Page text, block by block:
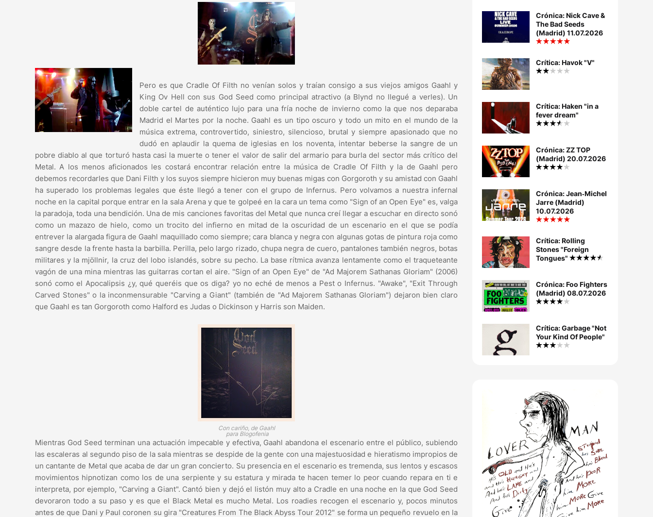
Pero es que Cradle Of Filth no venían solos y traían consigo a sus viejos amigos Gaahl y
King Ov Hell con sus God Seed como principal atractivo (a Blynd no llegué a verles). Un
doble cartel de auténtico lujo para una fría noche de invierno como la que nos deparaba
Madrid el Martes por la noche. Gaahl es un tipo oscuro y todo un mito en el mundo de la
música extrema, controvertido, siniestro, silencioso, brutal y siempre apasionado que no
dudó en aplaudir la quema de iglesias en los noventa, intentar beberse la sangre de un
pobre diablo al que torturó hasta casi la muerte o tener el valor de salir del armario para burla del sector más crítico del
Metal. A los menos aficionados les costará encontrar relación entre la música de Cradle Of Filth y la de Gaahl pero
debemos recordarles que Dani Filth y los suyos siempre hicieron muy buenas migas con Gorgoroth y su amistad con Gaahl
ha superado los problemas legales que éste llegó a tener con el grupo de Infernus. Pero volvamos a nuestra infernal
noche en la capital porque entrar en la sala Arena y que te golpeé en la cara un tema como "Sign of an Open Eye" es, valga
la paradoja, toda una bendición. Una de mis canciones favoritas del Metal que nunca creí llegar a escuchar en directo sonó
como un mazazo de hielo, como un trocito del infierno en mitad de la oscuridad de un escenario en el que se podía
entrever la alargada figura de Gaahl maquillado como siempre; cara blanca y negra con algunas gotas de pintura roja como
sangre desde la frente hasta la barbilla. Perilla, pelo largo rizado, chupa negra de cuero, pantalones también negros, botas
militares y la mjöllnir, la cruz del lobo islandés, sobre su pecho. La base rítmica avanza lentamente como el traqueteante
vagón de una mina mientras las guitarras cortan el aire. "Sign of an Open Eye" de "Ad Majorem Sathanas Gloriam" (2006)
sonó como el Apocalipsis ¿y, qué queréis que os diga? yo no eché de menos a Pest o Infernus. "Awake", "Exit Through
Carved Stones" o la inconmensurable "Carving a Giant" (también de "Ad Majorem Sathanas Gloriam") dejaron bien claro
que Gaahl es tan Gorgoroth como Halford es Judas o Dickinson y Harris son Maiden.
Con cariño, de Gaahl
para Blogofenia
Mientras God Seed terminan una actuación impecable y efectiva, Gaahl abandona el escenario entre el público, subiendo
las escaleras al segundo piso de la sala mientras se despide de la gente con una majestuosidad e hieratismo impropios de
un cantante de Metal que acaba de dar un gran concierto. Su presencia en el escenario es tremenda, sus lentos y escasos
movimientos hipnotizan como los de una serpiente y su estatura y mirada te hacen temer lo peor cuando repara en ti e
interpreta, por ejemplo, "Carving a Giant". Cantó bien y dejó el listón muy alto a Cradle en una noche en la que God Seed
devoraron todo a su paso y es que el Black Metal es mucho Metal. Los roadies recogen el escenario y, pocos minutos
antes de que Dani y Paul coronen su gira "Creatures From The Black Abyss Tour 2012" se forma un pequeño revuelo en la
Crónica: Nick Cave &
The Bad Seeds
(Madrid) 11.07.2026
Crítica: Havok "V"
Crítica: Haken "in a
fever dream"
Crónica: ZZ TOP
(Madrid) 20.07.2026
Crónica: Jean‐Michel
Jarre (Madrid)
10.07.2026
Crítica: Rolling
Stones "Foreign
Tongues"
Crónica: Foo Fighters
(Madrid) 08.07.2026
Crítica: Garbage "Not
Your Kind Of People"